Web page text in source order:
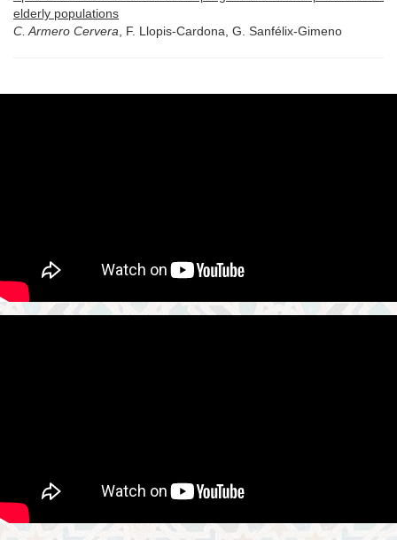
elderly populations
C. Armero Cervera , F. Llopis-Cardona, G. Sanfélix-Gimeno